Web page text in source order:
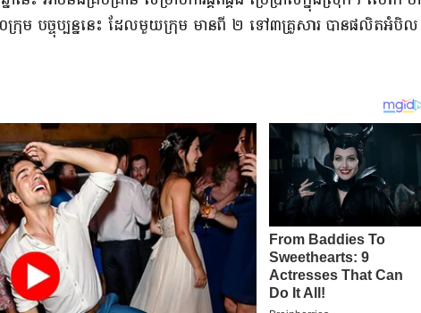
ម បច្ចុប្បន្ននេះ ដែល​មួយក្រុម មាន​ពី ២ ទៅ​៣​គ្រួសារ បាន​ផលិត​អំបិល